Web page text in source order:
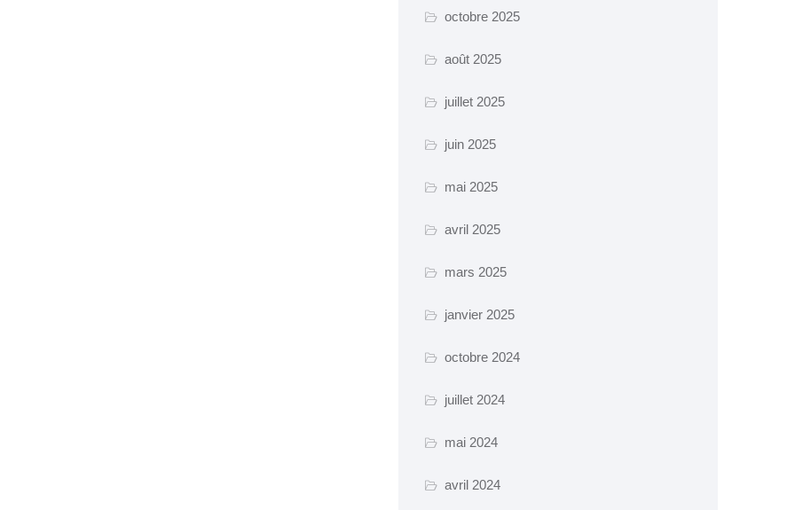
octobre 2025
août 2025
juillet 2025
juin 2025
mai 2025
avril 2025
mars 2025
janvier 2025
octobre 2024
juillet 2024
mai 2024
avril 2024